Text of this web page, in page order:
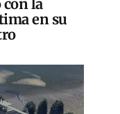
la
en su